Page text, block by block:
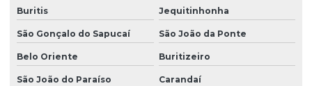
Buritis Jequitinhonha
São Gonçalo do Sapucaí São João da Ponte
Belo Oriente Buritizeiro
São João do Paraíso Carandaí